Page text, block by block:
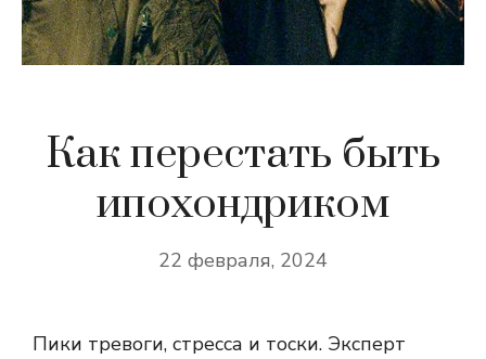
Как перестать быть
ипохондриком
22 февраля, 2024
Пики тревоги, стресса и тоски. Эксперт